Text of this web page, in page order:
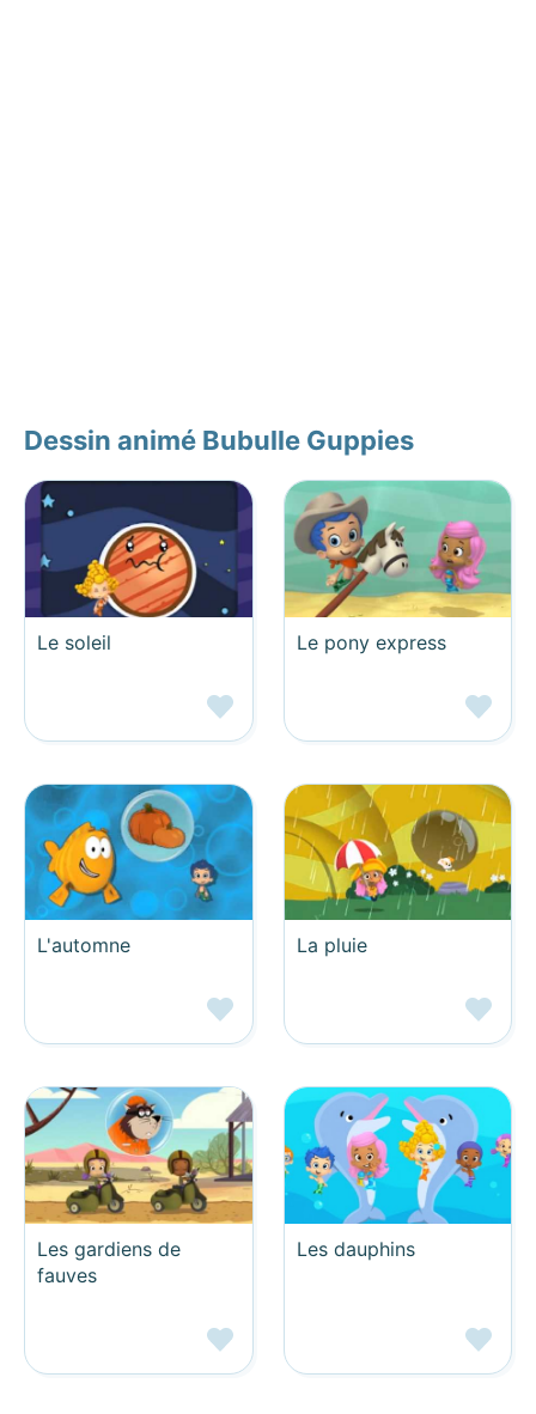
Dessin animé Bubulle Guppies
Le soleil Le pony express
L'automne La pluie
Les gardiens de
fauves
Les dauphins